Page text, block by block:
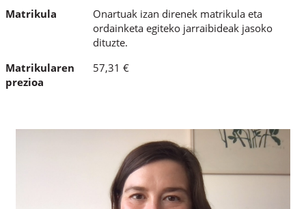
Matrikula
Onartuak izan direnek matrikula eta
ordainketa egiteko jarraibideak jasoko
dituzte.
Matrikularen
prezioa
57,31 €